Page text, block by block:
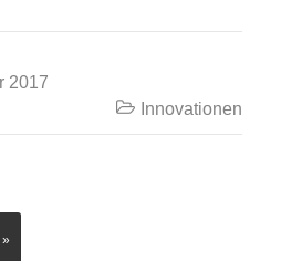
2017
 Innovationen